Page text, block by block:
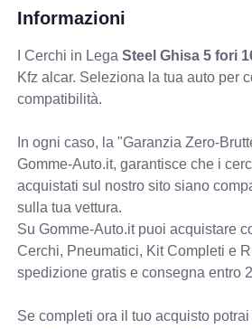
Informazioni
I Cerchi in LegaSteel Ghisa 5 fori
Kfz alcar. Seleziona la tua auto per
compatibilità.
In ogni caso, la "Garanzia Zero-
Gomme-Auto.it, garantisce che i
acquistati sul nostro sito siano
sulla tua vettura.
Su Gomme-Auto.it puoi acquistare
Cerchi, Pneumatici, Kit Completi e
spedizione gratis e consegna entro
Se completi ora il tuo acquisto